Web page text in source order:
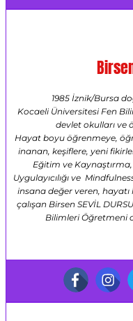
1985 İznik/Bursa
Kocaeli Üniversitesi Fen
devlet okulları ve
Hayat boyu öğrenmeye,
inanan, keşiflere, yeni
Eğitim ve
Uygulayıcılığı ve
insana değer veren,
çalışan Birsen SEVİL
Bilimleri Öğretmeni